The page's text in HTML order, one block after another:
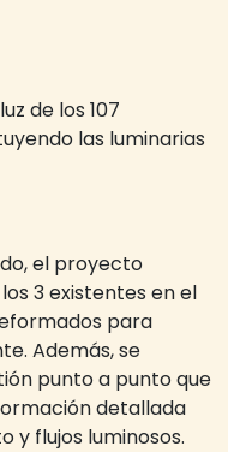
de los 107
las luminarias
el proyecto
3 existentes en el
para
Además, se
punto a punto que
detallada
y flujos luminosos.